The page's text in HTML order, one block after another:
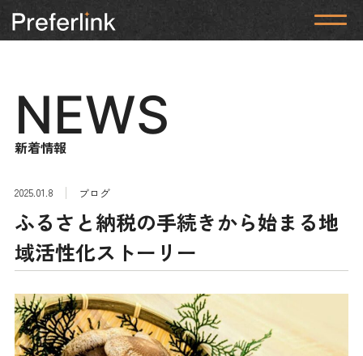
NEWS
新着情報
2025.01.8 ブログ
ふるさと納税の手続きから始まる地
域活性化ストーリー